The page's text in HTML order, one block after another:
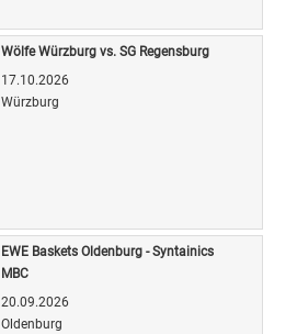
Wölfe Würzburg vs. SG Regensburg
17.10.2026
Würzburg
EWE Baskets Oldenburg - Syntainics
MBC
20.09.2026
Oldenburg